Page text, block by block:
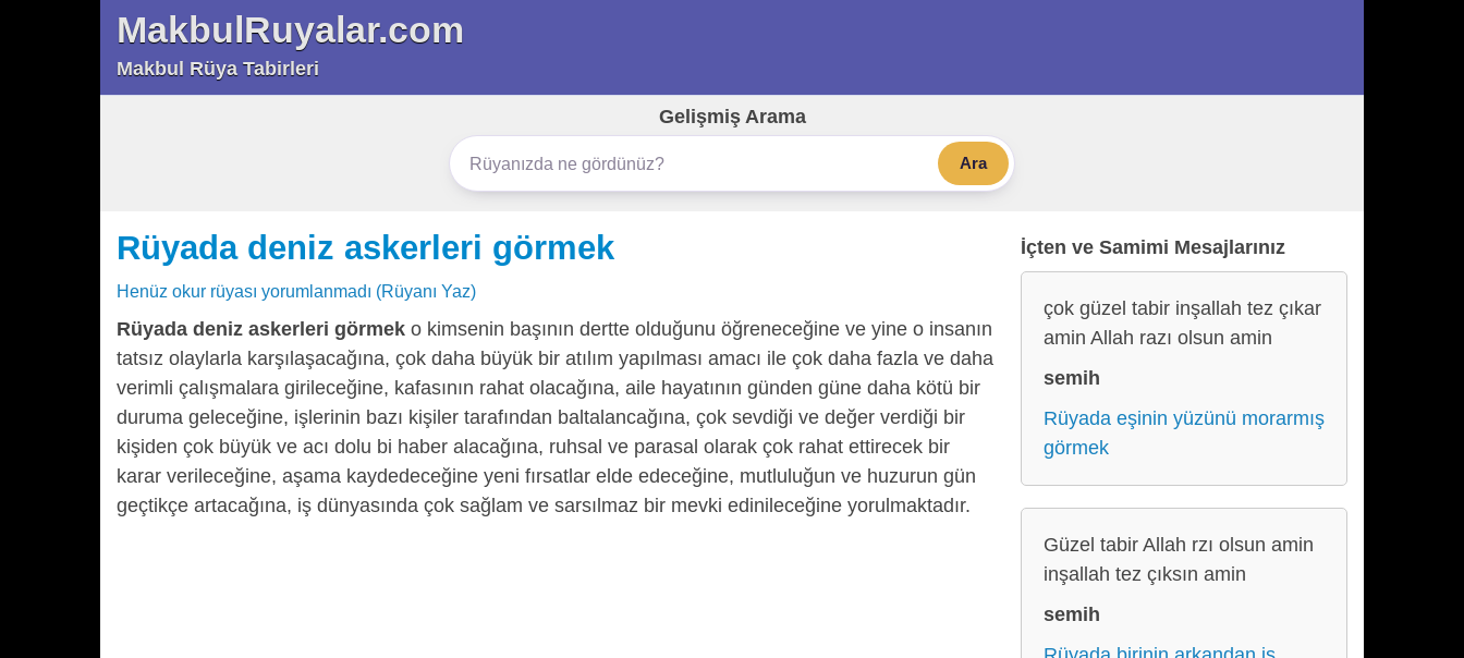
MakbulRuyalar.com
Makbul Rüya Tabirleri
Gelişmiş Arama
Ara
Rüyada deniz askerleri görmek
Henüz okur rüyası yorumlanmadı (Rüyanı Yaz)
Rüyada deniz askerleri görmek o kimsenin başının dertte olduğunu öğreneceğine ve yine o insanın
tatsız olaylarla karşılaşacağına, çok daha büyük bir atılım yapılması amacı ile çok daha fazla ve daha
verimli çalışmalara girileceğine, kafasının rahat olacağına, aile hayatının günden güne daha kötü bir
duruma geleceğine, işlerinin bazı kişiler tarafından baltalancağına, çok sevdiği ve değer verdiği bir
kişiden çok büyük ve acı dolu bi haber alacağına, ruhsal ve parasal olarak çok rahat ettirecek bir
karar verileceğine, aşama kaydedeceğine yeni fırsatlar elde edeceğine, mutluluğun ve huzurun gün
geçtikçe artacağına, iş dünyasında çok sağlam ve sarsılmaz bir mevki edinileceğine yorulmaktadır.
İçten ve Samimi Mesajlarınız
çok güzel tabir inşallah tez çıkar
amin Allah razı olsun amin
semih
Rüyada eşinin yüzünü morarmış
görmek
Güzel tabir Allah rzı olsun amin
inşallah tez çıksın amin
semih